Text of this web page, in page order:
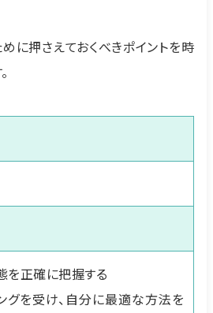
に押さえておくべきポイントを時
を正確に把握する
グを受け、自分に最適な方法を